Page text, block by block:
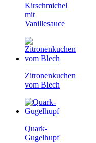
Kirschmichel
mit
Vanillesauce
Zitronenkuchen
vom Blech
Quark-
Gugelhupf